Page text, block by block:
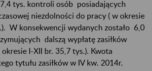
tys. kontroli osób posiadających
niezdolności do pracy ( w okresie
W konsekwencji wydanych zostało 6,0
dalszą wypłatę zasiłków
I-XII br. 35,7 tys.). Kwota
tytułu zasiłków w IV kw. 2014r.